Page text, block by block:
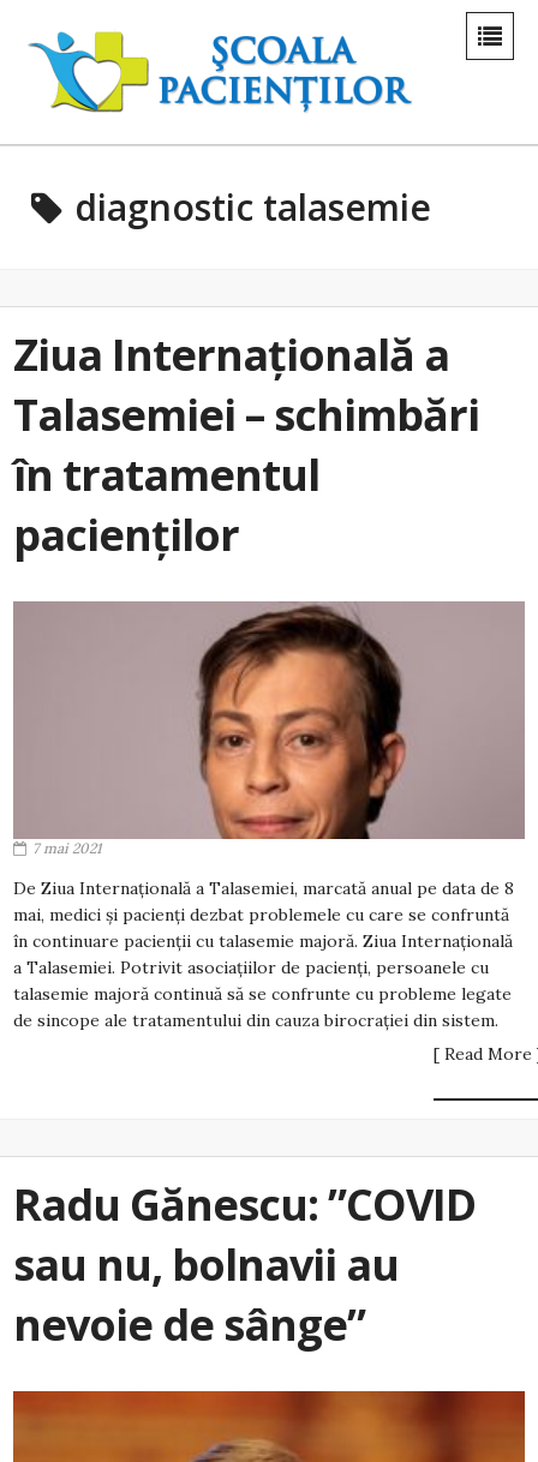
diagnostic talasemie
Ziua Internațională a
Talasemiei – schimbări
în tratamentul
pacienților
7 mai 2021
De Ziua Internațională a Talasemiei, marcată anual pe data de 8
mai, medici și pacienți dezbat problemele cu care se confruntă
în continuare pacienții cu talasemie majoră. Ziua Internațională
a Talasemiei. Potrivit asociațiilor de pacienți, persoanele cu
talasemie majoră continuă să se confrunte cu probleme legate
de sincope ale tratamentului din cauza birocrației din sistem.
[ Read More
Radu Gănescu: ”COVID
sau nu, bolnavii au
nevoie de sânge”